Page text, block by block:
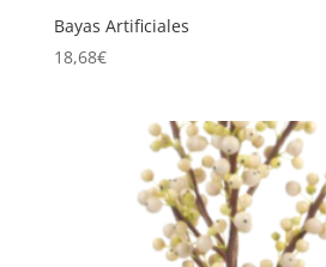
Bayas Artificiales
18,68€